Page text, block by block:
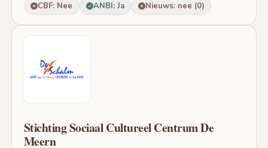
CBF: Nee ANBI: Ja Nieuws: nee (0)
Stichting Sociaal Cultureel Centrum De
Meern